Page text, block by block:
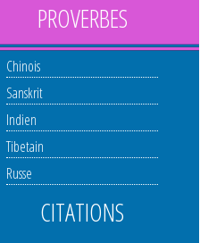
PROVERBES
Chinois
Sanskrit
Indien
Tibetain
Russe
CITATIONS